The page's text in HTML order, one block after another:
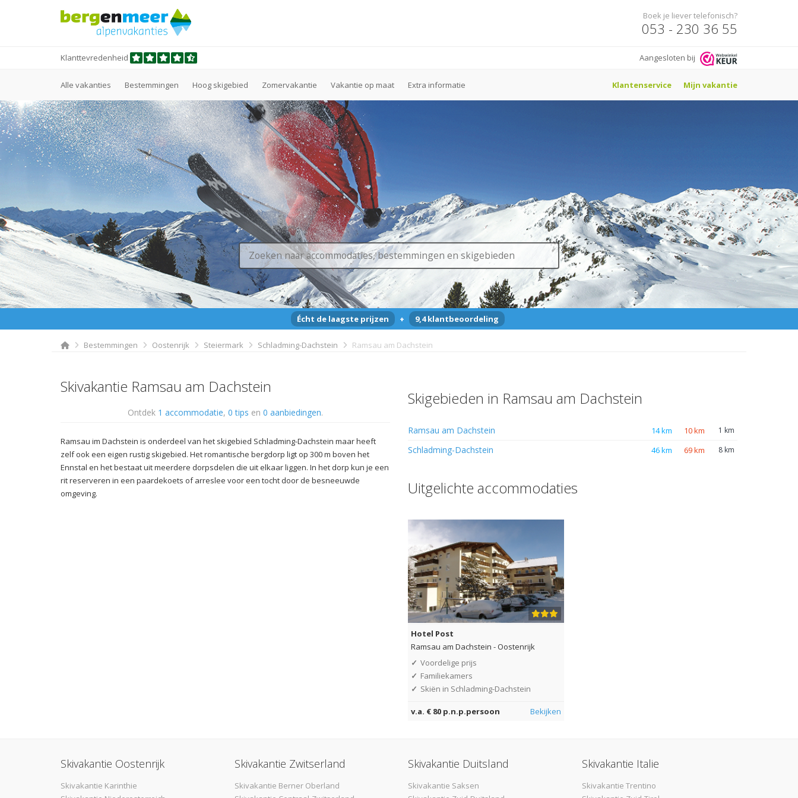
Boek je liever telefonisch?
053 - 230 36 55
Klanttevredenheid Aangesloten bij
Alle vakanties Bestemmingen Hoog skigebied Zomervakantie Vakantie op maat Extra informatie Klantenservice Mijn vakantie
Écht de laagste prijzen + 9,4 klantbeoordeling
Bestemmingen Oostenrijk Steiermark Schladming-Dachstein Ramsau am Dachstein
Skivakantie Ramsau am Dachstein
Ontdek 1 accommodatie, 0 tips en 0 aanbiedingen.
Ramsau im Dachstein is onderdeel van het skigebied Schladming-Dachstein maar heeft
zelf ook een eigen rustig skigebied. Het romantische bergdorp ligt op 300 m boven het
Ennstal en het bestaat uit meerdere dorpsdelen die uit elkaar liggen. In het dorp kun je een
rit reserveren in een paardekoets of arreslee voor een tocht door de besneeuwde
omgeving.
Skigebieden in Ramsau am Dachstein
Ramsau am Dachstein 14 km 10 km 1 km
Schladming-Dachstein 46 km 69 km 8 km
Uitgelichte accommodaties
Hotel Post
Ramsau am Dachstein -Oostenrijk
✓ Voordelige prijs
✓ Familiekamers
✓ Skiën in Schladming-Dachstein
v.a. € 80 p.n.p.persoon Bekijken
Skivakantie Oostenrijk
Skivakantie Karinthie
Skivakantie Zwitserland
Skivakantie Berner Oberland
Skivakantie Duitsland
Skivakantie Saksen
Skivakantie Italie
Skivakantie Trentino